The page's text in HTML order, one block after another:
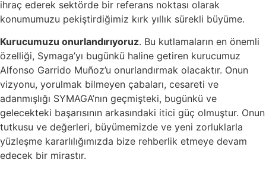
ihraç ederek sektörde bir referans noktası olarak
konumumuzu pekiştirdiğimiz kırk yıllık sürekli büyüme.
Kurucumuzu onurlandırıyoruz. Bu kutlamaların en önemli
özelliği, Symaga’yı bugünkü haline getiren kurucumuz
Alfonso Garrido Muñoz’u onurlandırmak olacaktır. Onun
vizyonu, yorulmak bilmeyen çabaları, cesareti ve
adanmışlığı SYMAGA’nın geçmişteki, bugünkü ve
gelecekteki başarısının arkasındaki itici güç olmuştur. Onun
tutkusu ve değerleri, büyümemizde ve yeni zorluklarla
yüzleşme kararlılığımızda bize rehberlik etmeye devam
edecek bir mirastır.